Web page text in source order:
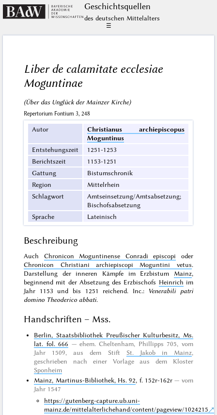
Geschichts­quellen
des deutschen Mittelalters
☰
Liber de calamitate ecclesiae
Moguntinae
(Über das Unglück der Mainzer Kirche)
Repertorium Fontium 3, 248
Autor
Christianus archiepiscopus
Moguntinus
Entstehungszeit
1251-1253
Berichtszeit
1153-1251
Gattung
Bistumschronik
Region
Mittelrhein
Schlagwort
Amtseinsetzung/Amtsabsetzung;
Bischofsabsetzung
Sprache
Lateinisch
Beschreibung
Auch Chronicon Moguntinense Conradi episcopi oder
Chronicon Christiani archiepiscopi Moguntini vetus.
Darstellung der inneren Kämpfe im Erzbistum Mainz,
beginnend mit der Absetzung des Erzbischofs Heinrich im
Jahr 1153 und bis 1251 reichend. Inc.:
Venerabili patri
domino Theoderico abbati.
Handschriften – Mss.
Berlin, Staatsbibliothek Preußischer Kulturbesitz, Ms.
lat. fol. 666
ehem. Cheltenham, Phillipps 705, vom
Jahr 1509, aus dem Stift St. Jakob in Mainz,
geschrieben nach einer Vorlage aus dem Kloster
Sponheim
Mainz, Martinus-Bibliothek, Hs. 92, f. 152r-162r
vom
Jahr 1547
https://gutenberg-capture.ub.uni-
mainz.de/mittelalterlichehand/content/pageview/1024215